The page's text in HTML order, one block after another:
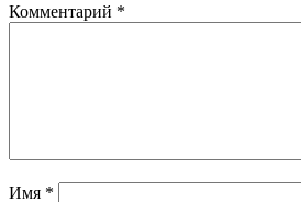
Комментарий *
Имя *